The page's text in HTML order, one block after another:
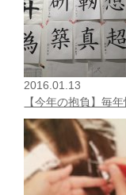
2016.01.13
【今年の抱負】毎